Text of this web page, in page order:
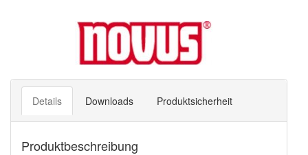
Details Downloads Produktsicherheit
Produktbeschreibung